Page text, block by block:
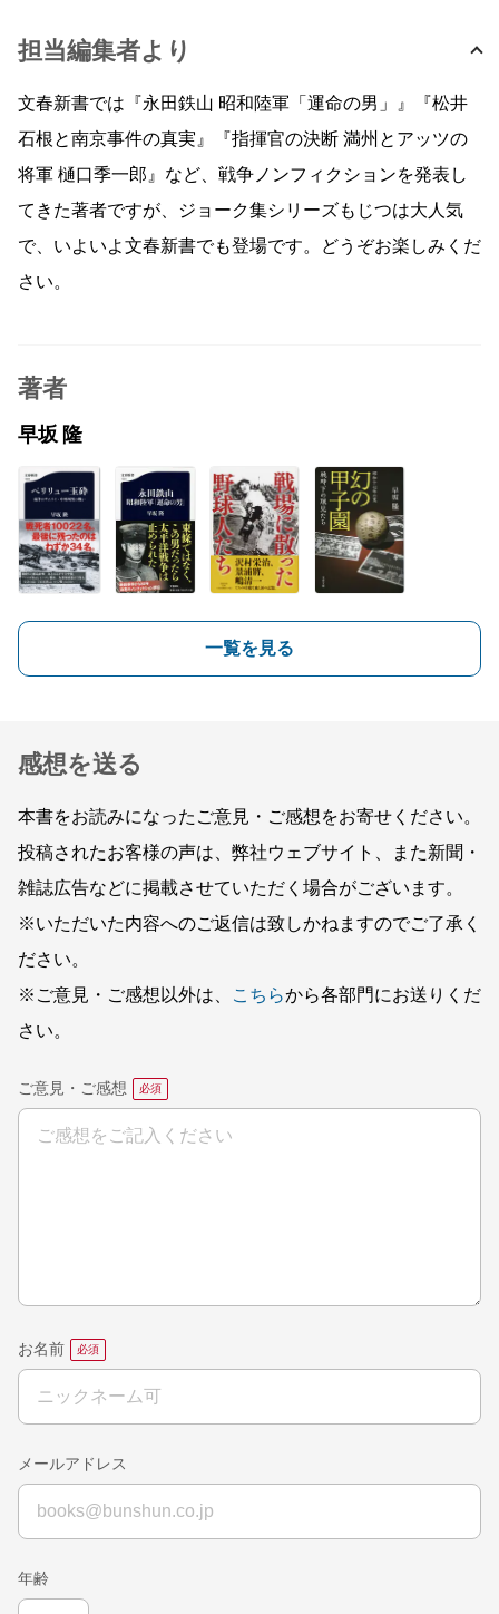
担当編集者より
文春新書では『永田鉄山 昭和陸軍「運命の男」』『松井
石根と南京事件の真実』『指揮官の決断 満州とアッツの
将軍 樋口季一郎』など、戦争ノンフィクションを発表し
てきた著者ですが、ジョーク集シリーズもじつは大人気
で、いよいよ文春新書でも登場です。どうぞお楽しみくだ
さい。
著者
早坂 隆
一覧を見る
感想を送る
本書をお読みになったご意見・ご感想をお寄せください。
投稿されたお客様の声は、弊社ウェブサイト、また新聞・
雑誌広告などに掲載させていただく場合がございます。
※いただいた内容へのご返信は致しかねますのでご了承く
ださい。
※ご意見・ご感想以外は、
こちらから各部門にお送りくだ
さい。
ご意見・ご感想
お名前
メールアドレス
年齢